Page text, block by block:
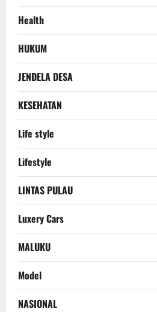
Health
HUKUM
JENDELA DESA
KESEHATAN
Life style
Lifestyle
LINTAS PULAU
Luxery Cars
MALUKU
Model
NASIONAL